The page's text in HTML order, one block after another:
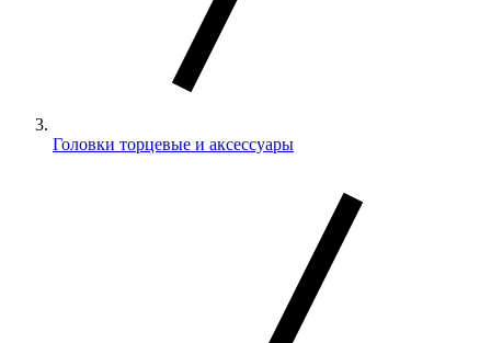
Головки торцевые и аксессуары